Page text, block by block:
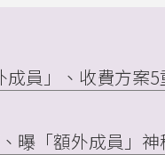
員」、收費方案5
曝「額外成員」神